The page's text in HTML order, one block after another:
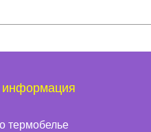
информация
термобелье